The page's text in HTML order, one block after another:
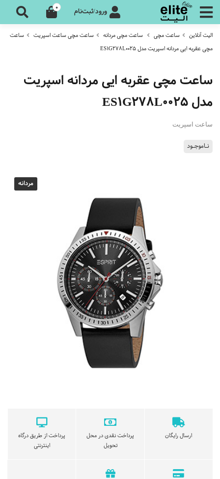
ورود/ثبت‌نام 0
الیت آنلاین ساعت مچی ساعت مچی مردانه ساعت مچی ساعت اسپریت
ساعت
مچی عقربه ایی مردانه اسپریت مدل ES1G278L0025
ساعت مچی عقربه ایی مردانه اسپریت
مدل ES1G278L0025
ساعت اسپریت
نـاموجـود
مردانه
ارسال رایگان
پرداخت نقدی در محل
تحویل
پرداخت از طریق درگاه
اینترنتی